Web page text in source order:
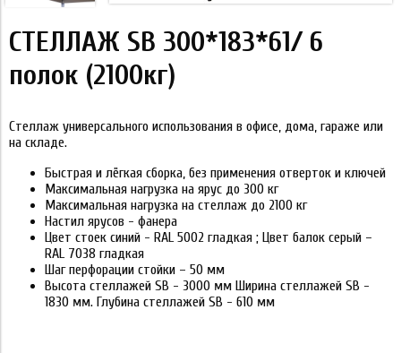
СТЕЛЛАЖ SB 300*183*61/ 6
полок (2100кг)
Стеллаж универсального использования в офисе, дома, гараже или
на складе.
Быстрая и лёгкая сборка, без применения отверток и ключей
Максимальная нагрузка на ярус до 300 кг
Максимальная нагрузка на стеллаж до 2100 кг
Настил ярусов - фанера
Цвет стоек синий - RAL 5002 гладкая ; Цвет балок серый –
RAL 7038 гладкая
Шаг перфорации стойки – 50 мм
Высота стеллажей SB - 3000 мм Ширина стеллажей SB -
1830 мм. Глубина стеллажей SB - 610 мм